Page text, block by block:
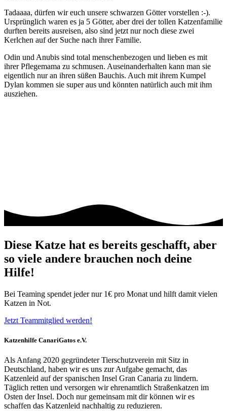
Tadaaaa, dürfen wir euch unsere schwarzen Götter vorstellen :-).
Ursprünglich waren es ja 5 Götter, aber drei der tollen Katzenfamilie
durften bereits ausreisen, also sind jetzt nur noch diese zwei
Kerlchen auf der Suche nach ihrer Familie.
Odin und Anubis sind total menschenbezogen und lieben es mit
ihrer Pflegemama zu schmusen. Auseinanderhalten kann man sie
eigentlich nur an ihren süßen Bauchis. Auch mit ihrem Kumpel
Dylan kommen sie super aus und könnten natürlich auch mit ihm
ausziehen.
Diese Katze hat es bereits geschafft, aber
so viele andere brauchen noch deine
Hilfe!
Bei Teaming spendet jeder nur 1€ pro Monat und hilft damit vielen
Katzen in Not.
Jetzt Teammitglied werden!
Katzenhilfe CanariGatos e.V.
Als Anfang 2020 gegründeter Tierschutzverein mit Sitz in
Deutschland, haben wir es uns zur Aufgabe gemacht, das
Katzenleid auf der spanischen Insel Gran Canaria zu lindern.
Täglich retten und versorgen wir ehrenamtlich Straßenkatzen im
Osten der Insel. Doch nur gemeinsam mit dir können wir es
schaffen das Katzenleid nachhaltig zu reduzieren.